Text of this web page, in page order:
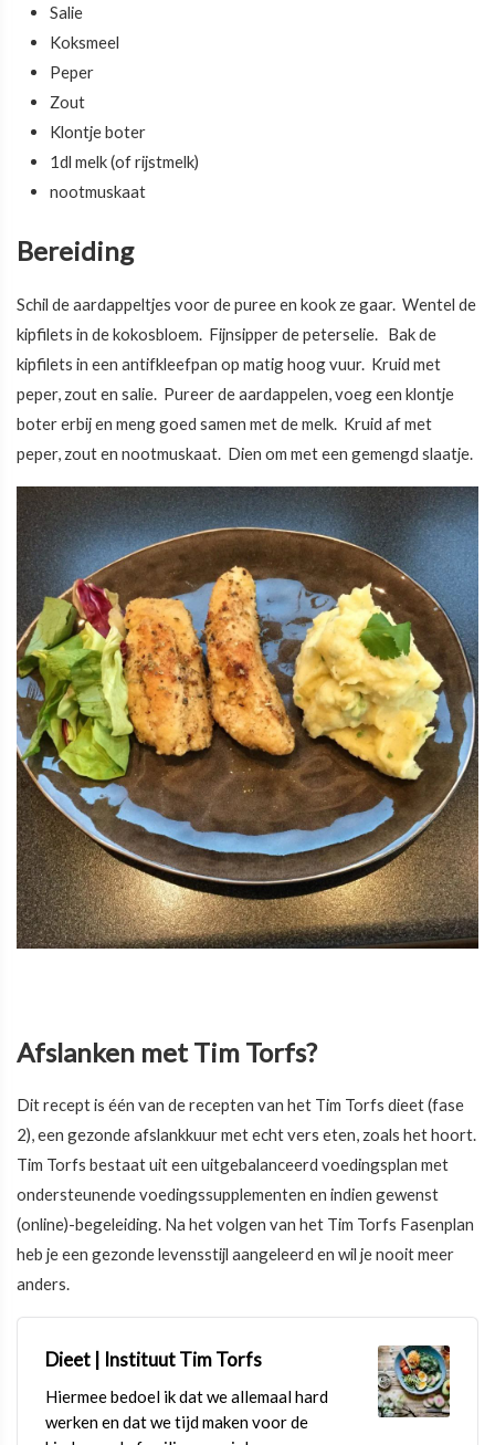
Salie
Koksmeel
Peper
Zout
Klontje boter
1dl melk (of rijstmelk)
nootmuskaat
Bereiding
Schil de aardappeltjes voor de puree en kook ze gaar. Wentel de
kipfilets in de kokosbloem. Fijnsipper de peterselie. Bak de
kipfilets in een antifkleefpan op matig hoog vuur. Kruid met
peper, zout en salie. Pureer de aardappelen, voeg een klontje
boter erbij en meng goed samen met de melk. Kruid af met
peper, zout en nootmuskaat. Dien om met een gemengd slaatje.
Afslanken met Tim Torfs?
Dit recept is één van de recepten van het Tim Torfs dieet (fase
2), een gezonde afslankkuur met echt vers eten, zoals het hoort.
Tim Torfs bestaat uit een uitgebalanceerd voedingsplan met
ondersteunende voedingssupplementen en indien gewenst
(online)-begeleiding. Na het volgen van het Tim Torfs Fasenplan
heb je een gezonde levensstijl aangeleerd en wil je nooit meer
anders.
Dieet | Instituut Tim Torfs
Hiermee bedoel ik dat we allemaal hard
werken en dat we tijd maken voor de